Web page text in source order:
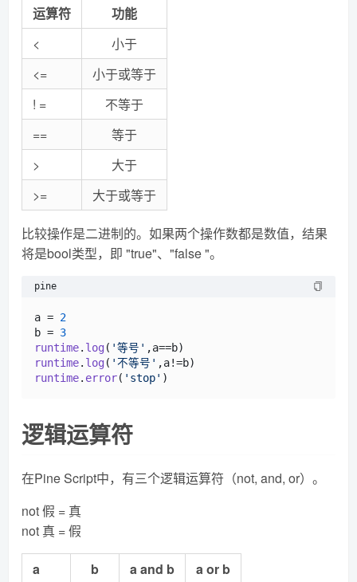
运算符
功能
<
小于
<=
小于或等于
! =
不等于
==
等于
>
大于
>=
大于或等于
比较操作是二进制的。如果两个操作数都是数值，结果
将是bool类型，即 "true"、"false "。
pine
a = 2
b = 3
runtime. log( '等号'
runtime. log( '不等号'
runtime. error( 'stop'
逻辑运算符
在Pine Script中，有三个逻辑运算符（not, and, or）。
not 假 = 真
not 真 = 假
a b a and b
a or b